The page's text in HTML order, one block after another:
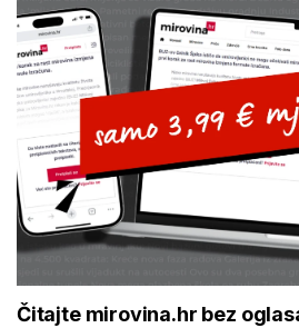
Čitajte mirovina.hr bez